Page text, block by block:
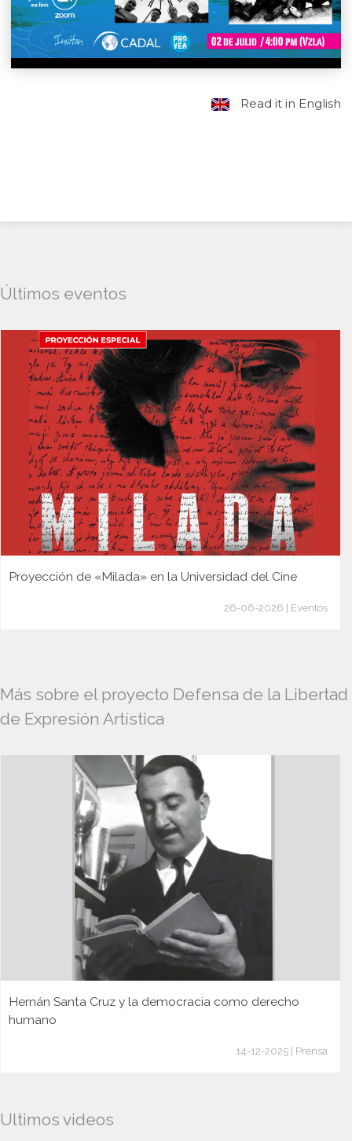
Read it in English
Últimos eventos
Proyección de «Milada» en la Universidad del Cine
26-06-2026 | Eventos
Más sobre el proyecto Defensa de la Libertad
de Expresión Artística
Hernán Santa Cruz y la democracia como derecho
humano
14-12-2025 | Prensa
Ultimos videos